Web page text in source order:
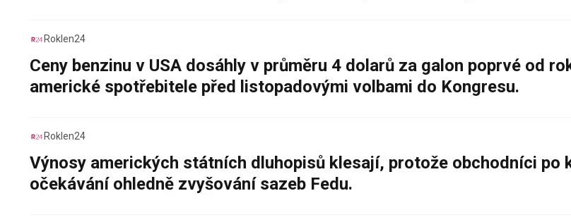
Roklen24
Ceny benzinu v USA dosáhly v průměru 4 dolarů za galon poprvé od
americké spotřebitele před listopadovými volbami do Kongresu.
Roklen24
Výnosy amerických státních dluhopisů klesají, protože obchodníci po
očekávání ohledně zvyšování sazeb Fedu.